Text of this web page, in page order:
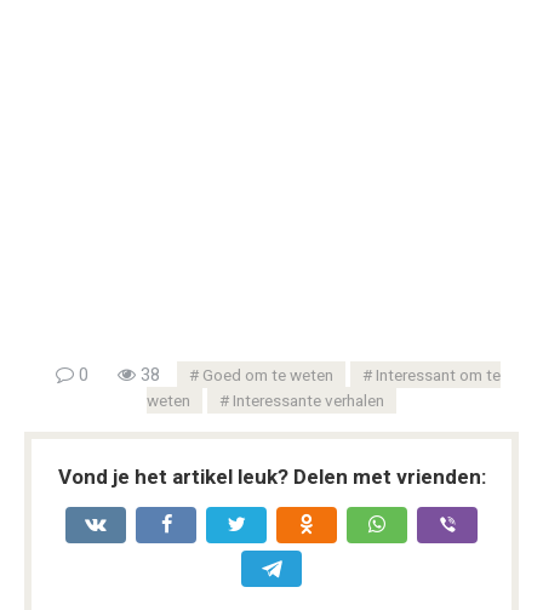
0 38 Goed om te weten
Interessant om te
weten
Interessante verhalen
Vond je het artikel leuk? Delen met vrienden: